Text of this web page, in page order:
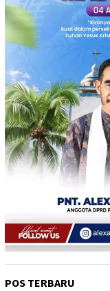
POS TERBARU